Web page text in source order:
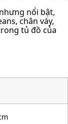
nổi bật,
chân váy,
tủ đồ của